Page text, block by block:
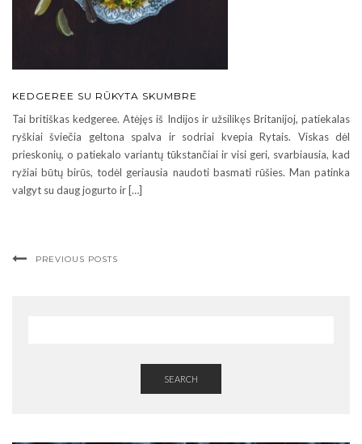
KEDGEREE SU RŪKYTA SKUMBRE
Tai britiškas kedgeree. Atėjęs iš Indijos ir užsilikęs Britanijoj, patiekalas
ryškiai šviečia geltona spalva ir sodriai kvepia Rytais. Viskas dėl
prieskonių, o patiekalo variantų tūkstančiai ir visi geri, svarbiausia, kad
ryžiai būtų birūs, todėl geriausia naudoti basmati rūšies. Man patinka
valgyt su daug jogurto ir […]
PREVIOUS POSTS
SEARCH